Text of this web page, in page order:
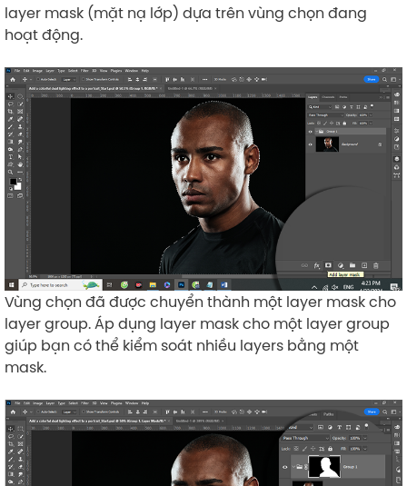
layer mask (mặt nạ lớp) dựa trên vùng chọn đang
hoạt động.
Vùng chọn đã được chuyển thành một layer mask cho
layer group. Áp dụng layer mask cho một layer group
giúp bạn có thể kiểm soát nhiều layers bằng một
mask.